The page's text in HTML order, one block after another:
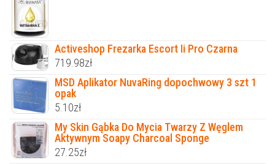
Activeshop Frezarka Escort Ii Pro Czarna
719.98zł
MSD Aplikator NuvaRing dopochwowy 3 szt 1
opak
5.10zł
My Skin Gąbka Do Mycia Twarzy Z Węglem
Aktywnym Soapy Charcoal Sponge
27.25zł